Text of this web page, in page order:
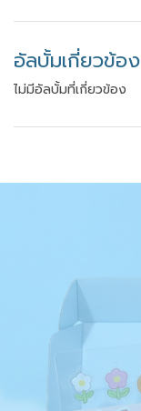
อัลบั้มเกี่ยวข้อง
ไม่มีอัลบั้มที่เกี่ยวข้อง